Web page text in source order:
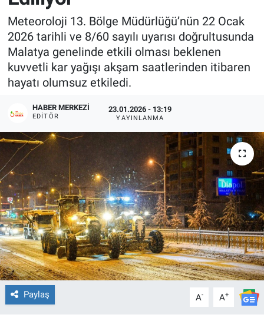
Meteoroloji 13. Bölge Müdürlüğü’nün 22 Ocak
2026 tarihli ve 8/60 sayılı uyarısı doğrultusunda
Malatya genelinde etkili olması beklenen
kuvvetli kar yağışı akşam saatlerinden itibaren
hayatı olumsuz etkiledi.
HABER MERKEZI
EDITÖR
23.01.2026 - 13:19
YAYINLANMA
Paylaş A- A+